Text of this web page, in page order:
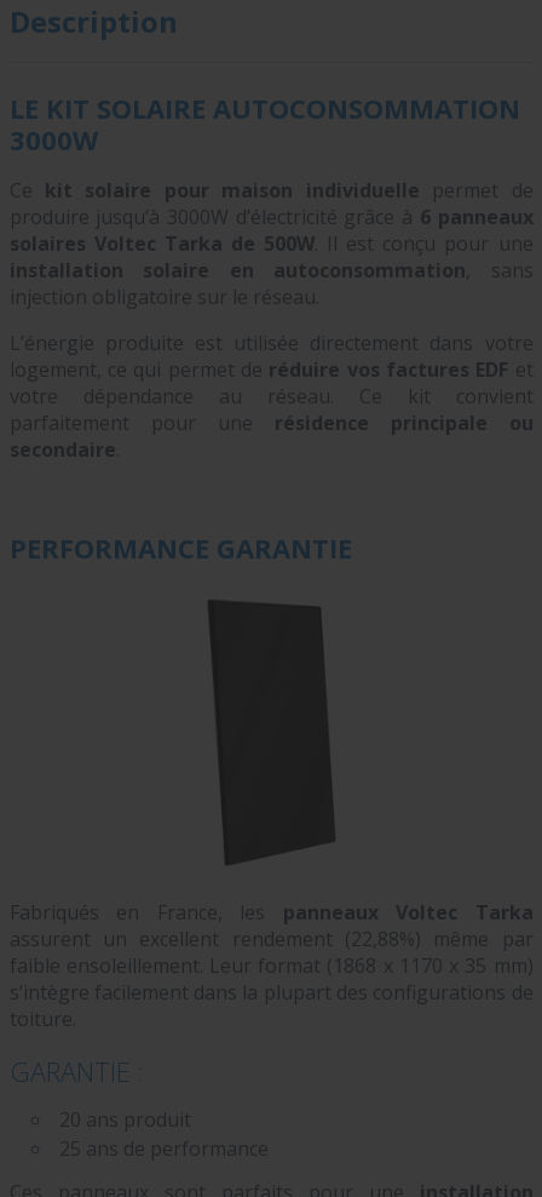
Description
LE KIT SOLAIRE AUTOCONSOMMATION
3000W
Ce kit solaire pour maison individuelle permet de
produire jusqu’à 3000W d’électricité grâce à 6 panneaux
solaires Voltec Tarka de 500W. Il est conçu pour une
installation solaire en autoconsommation , sans
injection obligatoire sur le réseau.
L’énergie produite est utilisée directement dans votre
logement, ce qui permet de réduire vos factures EDF et
votre dépendance au réseau. Ce kit convient
parfaitement pour une résidence principale ou
secondaire.
PERFORMANCE GARANTIE
Fabriqués en France, les panneaux Voltec Tarka
assurent un excellent rendement (22,88%) même par
faible ensoleillement. Leur format (1868 x 1170 x 35 mm)
s’intègre facilement dans la plupart des configurations de
toiture.
GARANTIE :
20 ans produit
25 ans de performance